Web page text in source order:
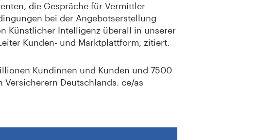
die Gespräche für Vermittler
bei der Angebotserstellung
Künstlicher Intelligenz überall in unserer
Kunden- und Marktplattform, zitiert.
Kundinnen und Kunden und 7500
Deutschlands. ce/as